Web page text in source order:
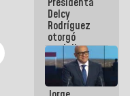
abordar
planes de
acción
Delcy
Rodríguez
otorgó
medalla
"Héroe de
Venezuela"
a servidores